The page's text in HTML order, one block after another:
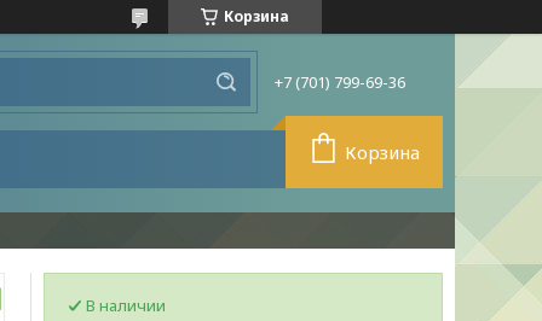
Корзина
+7 (701) 799-69-36
Корзина
В наличии